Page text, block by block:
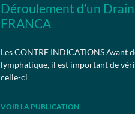
Déroulement d’un
FRANCA
Les CONTRE INDICATIONS Avant
lymphatique, il est important de
celle-ci
VOIR LA PUBLICATION